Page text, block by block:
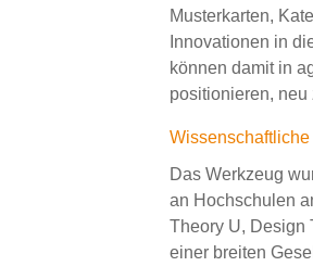
Musterkarten,
Innovationen in
können damit in
positionieren,
Das Werkzeug
an Hochschulen
Theory U, Design
einer breiten